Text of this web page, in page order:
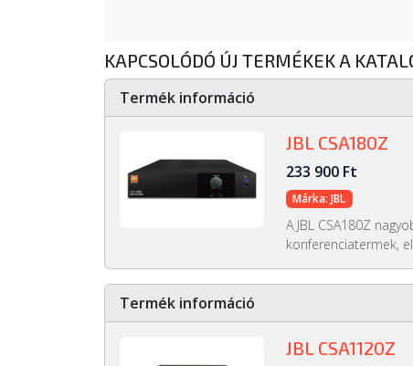
KAPCSOLÓDÓ ÚJ TERMÉKEK A
Termék információ
JBL CSA180Z
233 900 Ft
Márka: JBL
A JBL CSA180Z
konferenciatermek,
Termék információ
JBL CSA1120Z